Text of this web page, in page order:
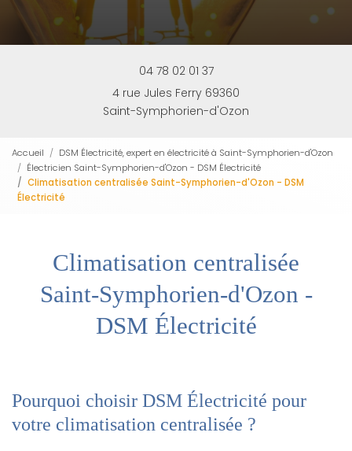
04 78 02 01 37
4 rue Jules Ferry 69360
Saint-Symphorien-d'Ozon
Accueil
DSM Électricité, expert en électricité à Saint-Symphorien-d'Ozon
Électricien Saint-Symphorien-d'Ozon - DSM Électricité
Climatisation centralisée Saint-Symphorien-d'Ozon - DSM
Électricité
Climatisation centralisée
Saint-Symphorien-d'Ozon -
DSM Électricité
Pourquoi choisir DSM Électricité pour
votre climatisation centralisée ?